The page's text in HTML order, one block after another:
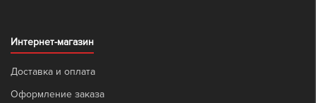
Интернет-магазин
Доставка и оплата
Оформление заказа